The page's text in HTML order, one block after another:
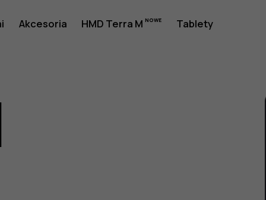
Akcesoria HMD Terra M Tablety